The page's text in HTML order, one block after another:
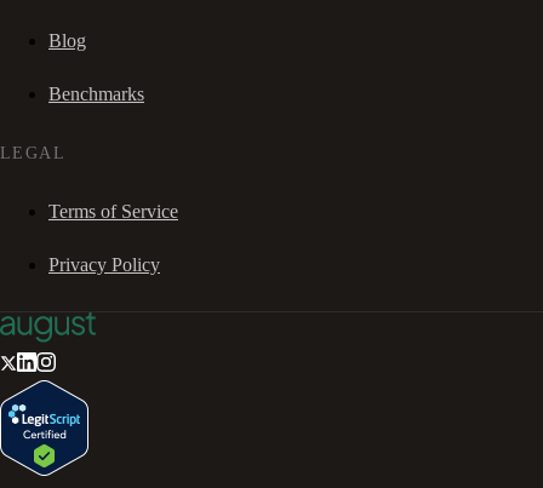
Blog
Benchmarks
LEGAL
Terms of Service
Privacy Policy